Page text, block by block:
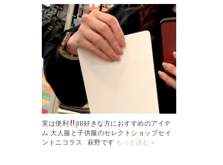
実は便利
JIB好きな方におすすめのアイテ
ム 大人服と子供服のセレクトショップセイ
ントニコラス 萩野です もっと読む »